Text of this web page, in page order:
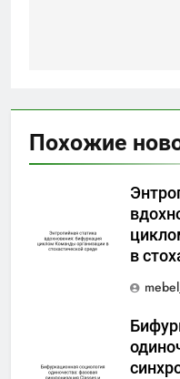
Похожие
в